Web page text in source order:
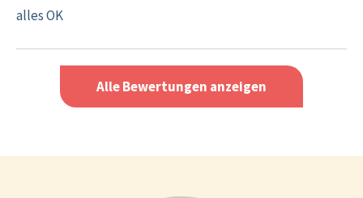
alles OK
Alle Bewertungen anzeigen